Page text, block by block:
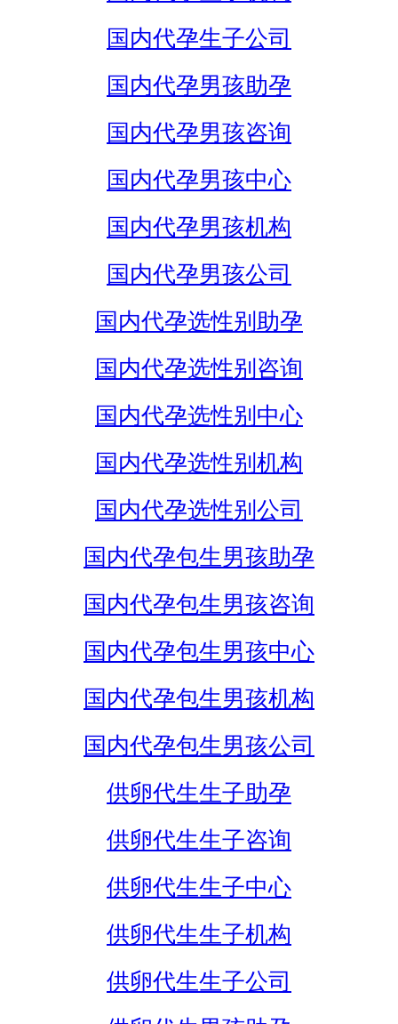
国内代孕生子公司
国内代孕男孩助孕
国内代孕男孩咨询
国内代孕男孩中心
国内代孕男孩机构
国内代孕男孩公司
国内代孕选性别助孕
国内代孕选性别咨询
国内代孕选性别中心
国内代孕选性别机构
国内代孕选性别公司
国内代孕包生男孩助孕
国内代孕包生男孩咨询
国内代孕包生男孩中心
国内代孕包生男孩机构
国内代孕包生男孩公司
供卵代生生子助孕
供卵代生生子咨询
供卵代生生子中心
供卵代生生子机构
供卵代生生子公司